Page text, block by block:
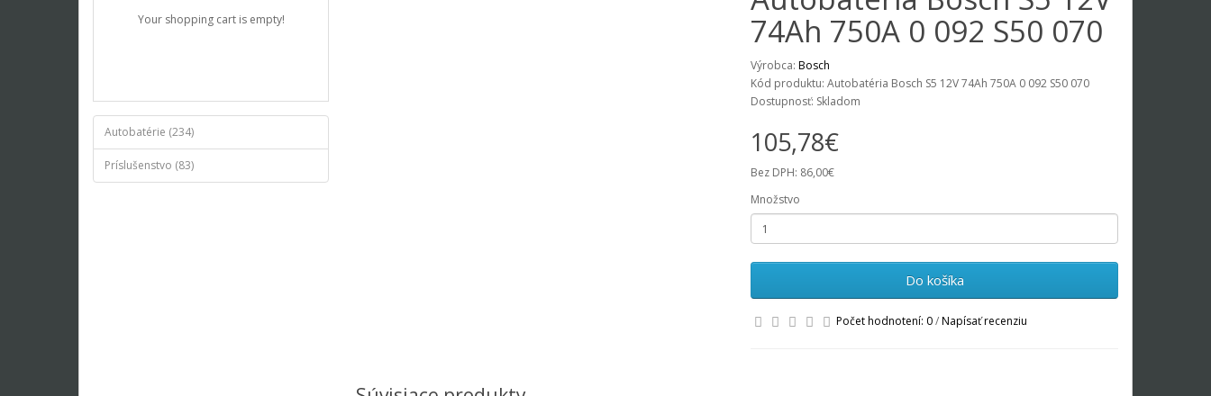
Your shopping cart is empty!
Autobatérie (234)
Príslušenstvo (83)
74Ah 750A 0 092 S50 070
Výrobca: Bosch
Kód produktu: Autobatéria Bosch S5 12V 74Ah 750A 0 092 S50 070
Dostupnosť: Skladom
105,78€
Bez DPH: 86,00€
Množstvo
Do košíka
Počet hodnotení: 0/Napísať recenziu